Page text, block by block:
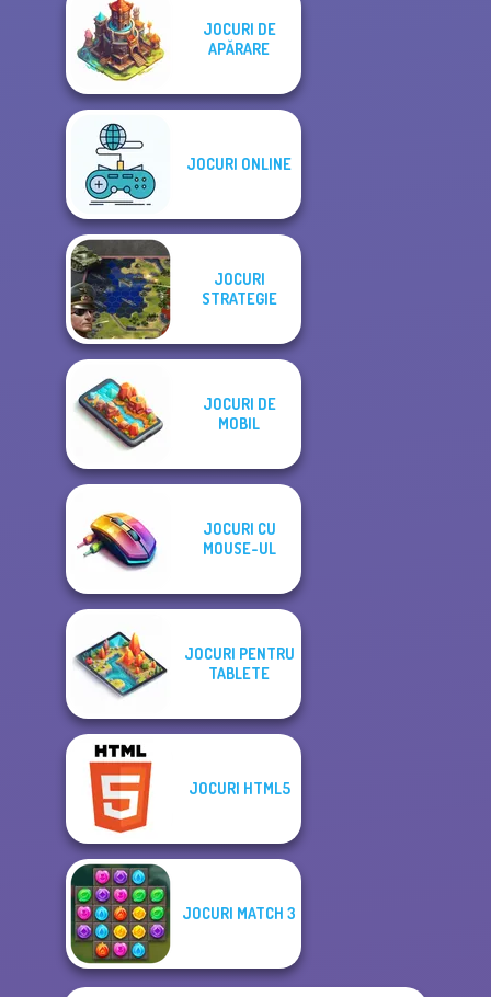
Geometry Dash:
FreezeNova
Game
JOCURI DE
APĂRARE
JOCURI ONLINE
JOCURI
STRATEGIE
JOCURI DE
MOBIL
JOCURI CU
MOUSE-UL
JOCURI PENTRU
TABLETE
JOCURI HTML5
JOCURI MATCH 3